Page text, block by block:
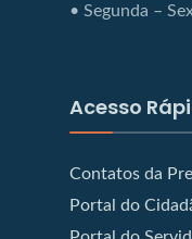
• Segunda –
Acesso
Contatos da
Portal do